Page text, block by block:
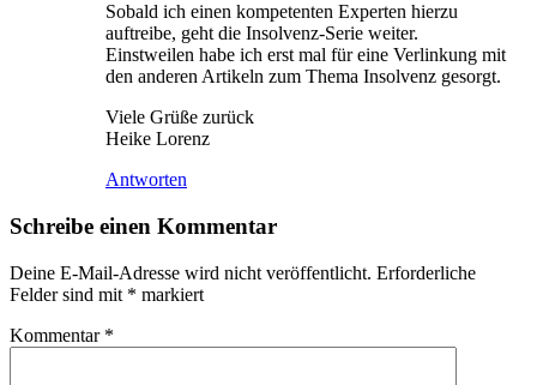
Sobald ich einen kompetenten Experten hierzu
auftreibe, geht die Insolvenz-Serie weiter.
Einstweilen habe ich erst mal für eine Verlinkung mit
den anderen Artikeln zum Thema Insolvenz gesorgt.
Viele Grüße zurück
Heike Lorenz
Antworten
Schreibe einen Kommentar
Deine E-Mail-Adresse wird nicht veröffentlicht. Erforderliche
Felder sind mit * markiert
Kommentar *